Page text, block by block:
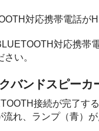
対応携帯電話が
対応携帯
さい。
バンドスピーカ
接続が完了す
流れ、ランプ（青）が